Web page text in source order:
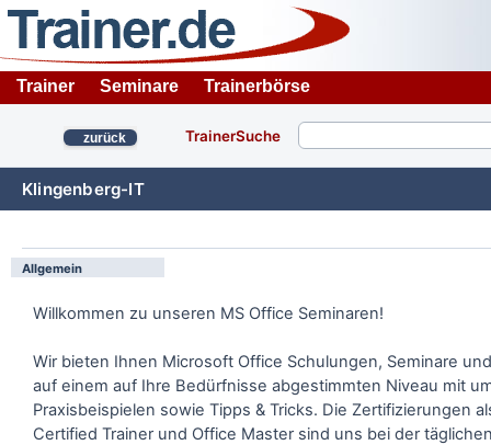
Trainer Seminare Trainerbörse
zurück TrainerSuche
Klingenberg-IT
Allgemein
Willkommen zu unseren MS Office Seminaren!
Wir bieten Ihnen Microsoft Office Schulungen, Seminare
auf einem auf Ihre Bedürfnisse abgestimmten Niveau mit
Praxisbeispielen sowie Tipps & Tricks. Die Zertifizierungen
Certified Trainer und Office Master sind uns bei der